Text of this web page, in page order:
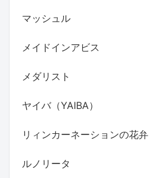
マッシュル
メイドインアビス
メダリスト
ヤイバ（YAIBA）
リィンカーネーションの花弁
ルノリータ